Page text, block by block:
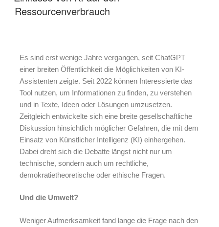
Ressourcenverbrauch
Es sind erst wenige Jahre vergangen, seit ChatGPT
einer breiten Öffentlichkeit die Möglichkeiten von KI-
Assistenten zeigte. Seit 2022 können Interessierte das
Tool nutzen, um Informationen zu finden, zu verstehen
und in Texte, Ideen oder Lösungen umzusetzen.
Zeitgleich entwickelte sich eine breite gesellschaftliche
Diskussion hinsichtlich möglicher Gefahren, die mit dem
Einsatz von Künstlicher Intelligenz (KI) einhergehen.
Dabei dreht sich die Debatte längst nicht nur um
technische, sondern auch um rechtliche,
demokratietheoretische oder ethische Fragen.
Und die Umwelt?
Weniger Aufmerksamkeit fand lange die Frage nach den